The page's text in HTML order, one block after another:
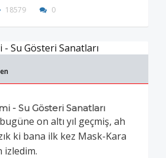
18579 0
- Su Gösteri Sanatları
on altı yıl geçmiş, ah
ki bana ilk kez Mask-Kara
izledim.